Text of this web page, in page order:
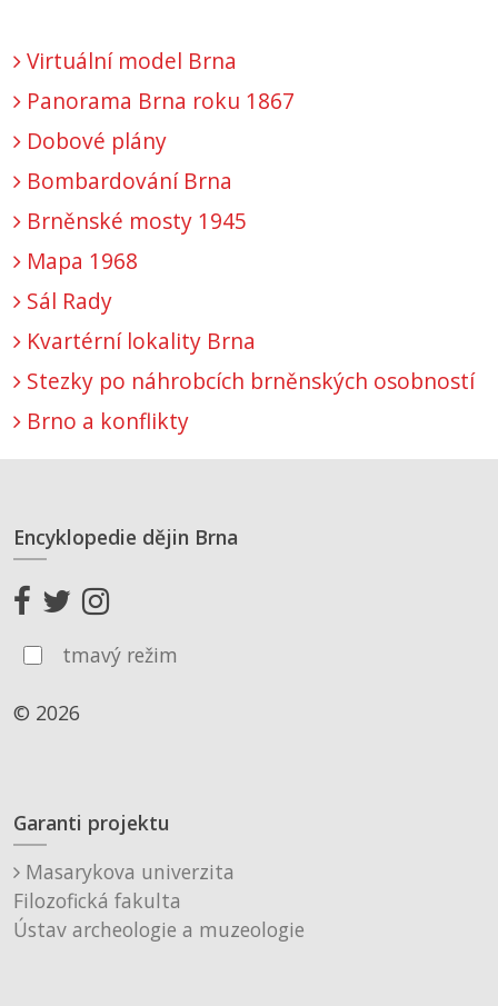
Virtuální model Brna
Panorama Brna roku 1867
Dobové plány
Bombardování Brna
Brněnské mosty 1945
Mapa 1968
Sál Rady
Kvartérní lokality Brna
Stezky po náhrobcích brněnských osobností
Brno a konflikty
Encyklopedie dějin Brna
tmavý režim
© 2026
Garanti projektu
Masarykova univerzita
Filozofická fakulta
Ústav archeologie a muzeologie